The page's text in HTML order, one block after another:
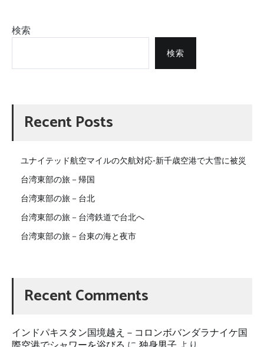
検索
検索
Recent Posts
ユナイテッド航空マイルの欠航対応-新千歳空港で大雪に被災
台湾東部の旅－帰国
台湾東部の旅－台北
台湾東部の旅－台湾鉄道で台北へ
台湾東部の旅－台東の海と夜市
Recent Comments
インドパキスタン国境越え－コロンボバンダラナイケ国